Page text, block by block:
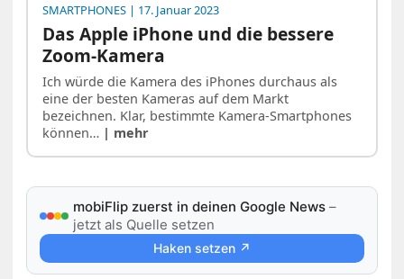
SMARTPHONES | 17. Januar 2023
Das Apple iPhone und die bessere
Zoom-Kamera
Ich würde die Kamera des iPhones durchaus als
eine der besten Kameras auf dem Markt
bezeichnen. Klar, bestimmte Kamera-Smartphones
können… | mehr
mobiFlip zuerst in deinen Google News –
jetzt als Quelle setzen
Haken setzen ↗